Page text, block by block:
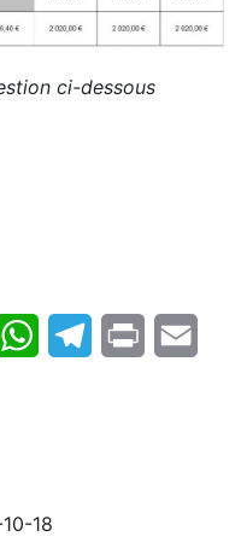
ci-dessous
WhatsAppTelegram
Print
18